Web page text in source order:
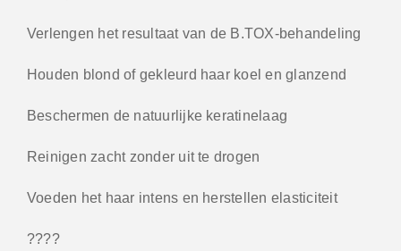
Verlengen het resultaat van de B.TOX-behandeling
Houden blond of gekleurd haar koel en glanzend
Beschermen de natuurlijke keratinelaag
Reinigen zacht zonder uit te drogen
Voeden het haar intens en herstellen elasticiteit
????